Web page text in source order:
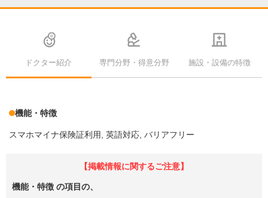
ドクター紹介 専門分野・得意分野 施設・設備の特徴
機能・特徴
スマホマイナ保険証利用 英語対応 バリアフリー
【掲載情報に関するご注意】
機能・特徴 の項目の、